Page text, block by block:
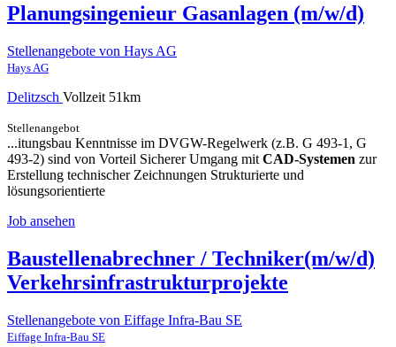
Planungsingenieur Gasanlagen (m/w/d)
Stellenangebote von Hays AG
Hays AG
Delitzsch Vollzeit 51km
Stellenangebot
...itungsbau Kenntnisse im DVGW-Regelwerk (z.B. G 493-1, G
493-2) sind von Vorteil Sicherer Umgang mit CAD-Systemen zur
Erstellung technischer Zeichnungen Strukturierte und
lösungsorientierte
Job ansehen
Baustellenabrechner / Techniker(m/w/d)
Verkehrsinfrastrukturprojekte
Stellenangebote von Eiffage Infra-Bau SE
Eiffage Infra-Bau SE